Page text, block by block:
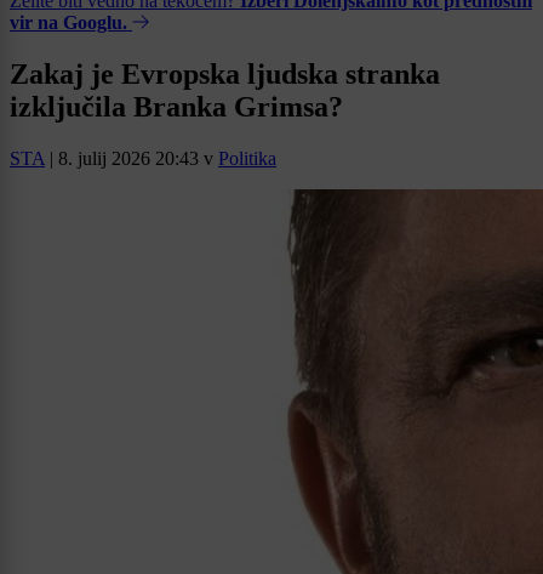
vir na Googlu.
Zakaj je Evropska ljudska stranka
izključila Branka Grimsa?
STA | 8. julij 2026 20:43 v Politika